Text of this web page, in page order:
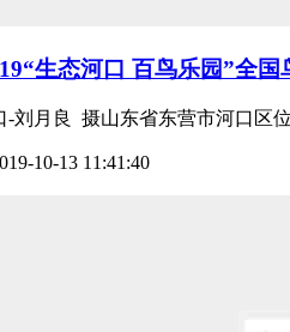
生态河口 百鸟乐园”全国
-刘月良 摄山东省东营市河口区
10-13 11:41:40